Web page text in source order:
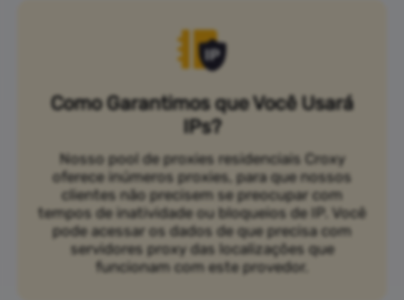
Como Garantimos que Você Usará
IPs?
Nosso pool de proxies residenciais Croxy
oferece inúmeros proxies, para que nossos
clientes não precisem se preocupar com
tempos de inatividade ou bloqueios de IP. Você
pode acessar os dados de que precisa com
servidores proxy das localizações que
funcionam com este provedor.